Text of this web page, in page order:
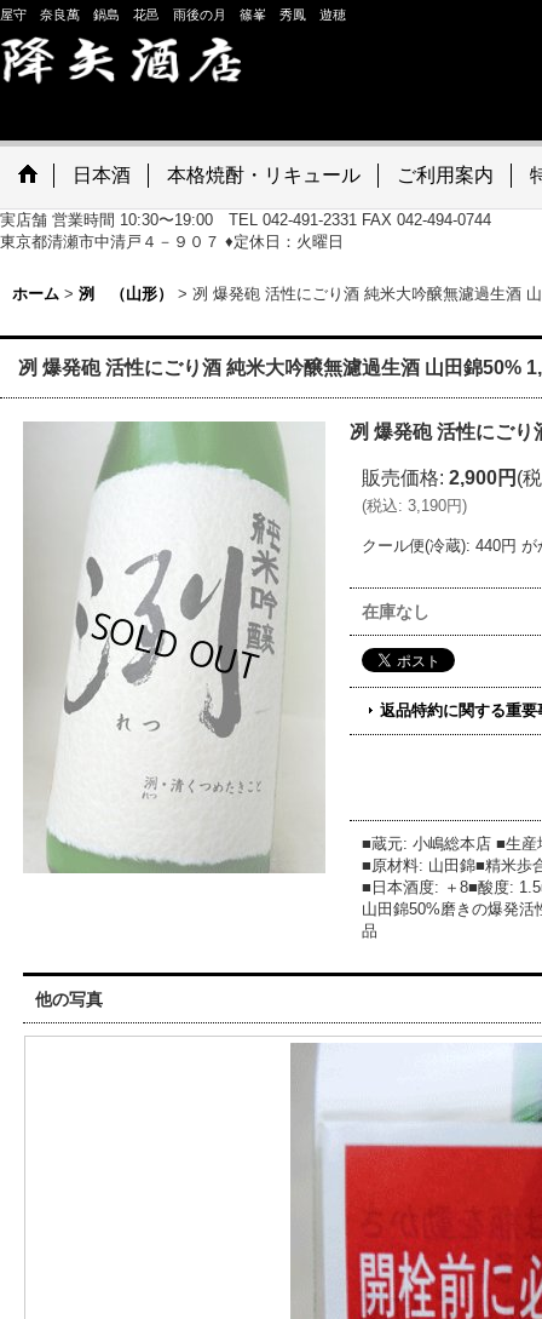
屋守 奈良萬 鍋島 花邑 雨後の月 篠峯 秀鳳 遊穂
日本酒 本格焼酎・リキュール ご利用案内
実店舗 営業時間 10:30〜19:00 TEL 042-491-2331 FAX 042-494-0744
東京都清瀬市中清戸４－９０７ ♦定休日：火曜日
ホーム > 洌 （山形） > 冽 爆発砲 活性にごり酒 純米大吟醸無濾過生酒
冽 爆発砲 活性にごり酒 純米大吟醸無濾過生酒 山田錦50%
冽 爆発砲 活性にごり
販売価格: 2,900円 (
(税込: 3,190円)
クール便(冷蔵): 440円 が
在庫なし
返品特約に関する重要
■蔵元: 小嶋総本店 ■生産
■原材料: 山田錦■精米歩
■日本酒度: ＋8■酸度:
山田錦50%磨きの爆発
品
他の写真